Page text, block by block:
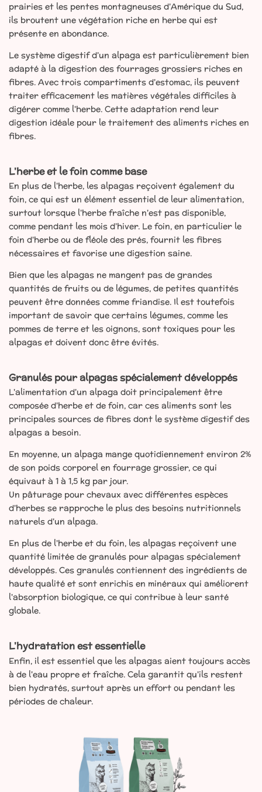
prairies et les pentes montagneuses d'Amérique du Sud,
ils broutent une végétation riche en herbe qui est
présente en abondance.
Le système digestif d'un alpaga est particulièrement bien
adapté à la digestion des fourrages grossiers riches en
fibres. Avec trois compartiments d'estomac, ils peuvent
traiter efficacement les matières végétales difficiles à
digérer comme l'herbe. Cette adaptation rend leur
digestion idéale pour le traitement des aliments riches en
fibres.
L'herbe et le foin comme base
En plus de l'herbe, les alpagas reçoivent également du
foin, ce qui est un élément essentiel de leur alimentation,
surtout lorsque l'herbe fraîche n'est pas disponible,
comme pendant les mois d'hiver. Le foin, en particulier le
foin d'herbe ou de fléole des prés, fournit les fibres
nécessaires et favorise une digestion saine.
Bien que les alpagas ne mangent pas de grandes
quantités de fruits ou de légumes, de petites quantités
peuvent être données comme friandise. Il est toutefois
important de savoir que certains légumes, comme les
pommes de terre et les oignons, sont toxiques pour les
alpagas et doivent donc être évités.
Granulés pour alpagas spécialement développés
L'alimentation d'un alpaga doit principalement être
composée d'herbe et de foin, car ces aliments sont les
principales sources de fibres dont le système digestif des
alpagas a besoin.
En moyenne, un alpaga mange quotidiennement environ 2%
de son poids corporel en fourrage grossier, ce qui
équivaut à 1 à 1,5 kg par jour.
Un pâturage pour chevaux avec différentes espèces
d'herbes se rapproche le plus des besoins nutritionnels
naturels d'un alpaga.
En plus de l'herbe et du foin, les alpagas reçoivent une
quantité limitée de granulés pour alpagas spécialement
développés. Ces granulés contiennent des ingrédients de
haute qualité et sont enrichis en minéraux qui améliorent
l'absorption biologique, ce qui contribue à leur santé
globale.
L'hydratation est essentielle
Enfin, il est essentiel que les alpagas aient toujours accès
à de l'eau propre et fraîche. Cela garantit qu'ils restent
bien hydratés, surtout après un effort ou pendant les
périodes de chaleur.